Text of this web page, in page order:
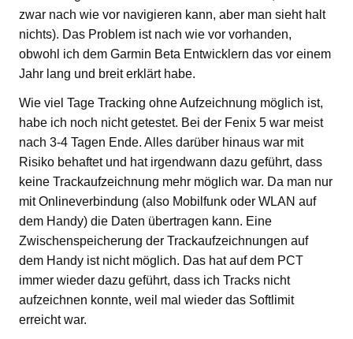
zwar nach wie vor navigieren kann, aber man sieht halt
nichts). Das Problem ist nach wie vor vorhanden,
obwohl ich dem Garmin Beta Entwicklern das vor einem
Jahr lang und breit erklärt habe.
Wie viel Tage Tracking ohne Aufzeichnung möglich ist,
habe ich noch nicht getestet. Bei der Fenix 5 war meist
nach 3-4 Tagen Ende. Alles darüber hinaus war mit
Risiko behaftet und hat irgendwann dazu geführt, dass
keine Trackaufzeichnung mehr möglich war. Da man nur
mit Onlineverbindung (also Mobilfunk oder WLAN auf
dem Handy) die Daten übertragen kann. Eine
Zwischenspeicherung der Trackaufzeichnungen auf
dem Handy ist nicht möglich. Das hat auf dem PCT
immer wieder dazu geführt, dass ich Tracks nicht
aufzeichnen konnte, weil mal wieder das Softlimit
erreicht war.